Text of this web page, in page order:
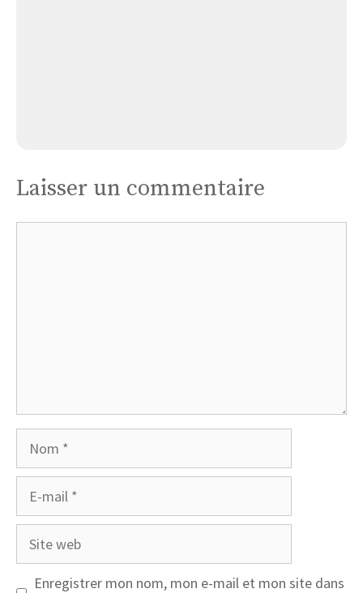
Laisser un commentaire
Site
Enregistrer mon nom, mon e-mail et mon site dans